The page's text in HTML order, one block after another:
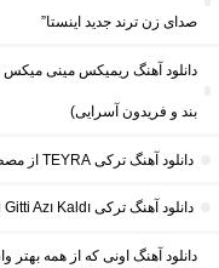
صدای زن ترند جدید اینستا”
بند و فریدون آسرایی)
دانلود آهنگ ترکی TEYRA از مصطفی ججلی و آسمیناتا
دانلود آهنگ ترکی Çoğu Gitti Azı Kaldı از ماهسون ترکی
دانلود آهنگ اونی که از همه